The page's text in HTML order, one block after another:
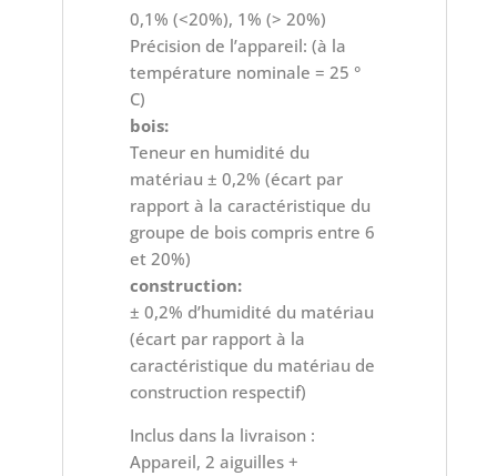
0,1% (<20%), 1% (> 20%)
Précision de l’appareil: (à la
température nominale = 25 °
C)
bois:
Teneur en humidité du
matériau ± 0,2% (écart par
rapport à la caractéristique du
groupe de bois compris entre 6
et 20%)
construction:
± 0,2% d’humidité du matériau
(écart par rapport à la
caractéristique du matériau de
construction respectif)
Inclus dans la livraison :
Appareil, 2 aiguilles +